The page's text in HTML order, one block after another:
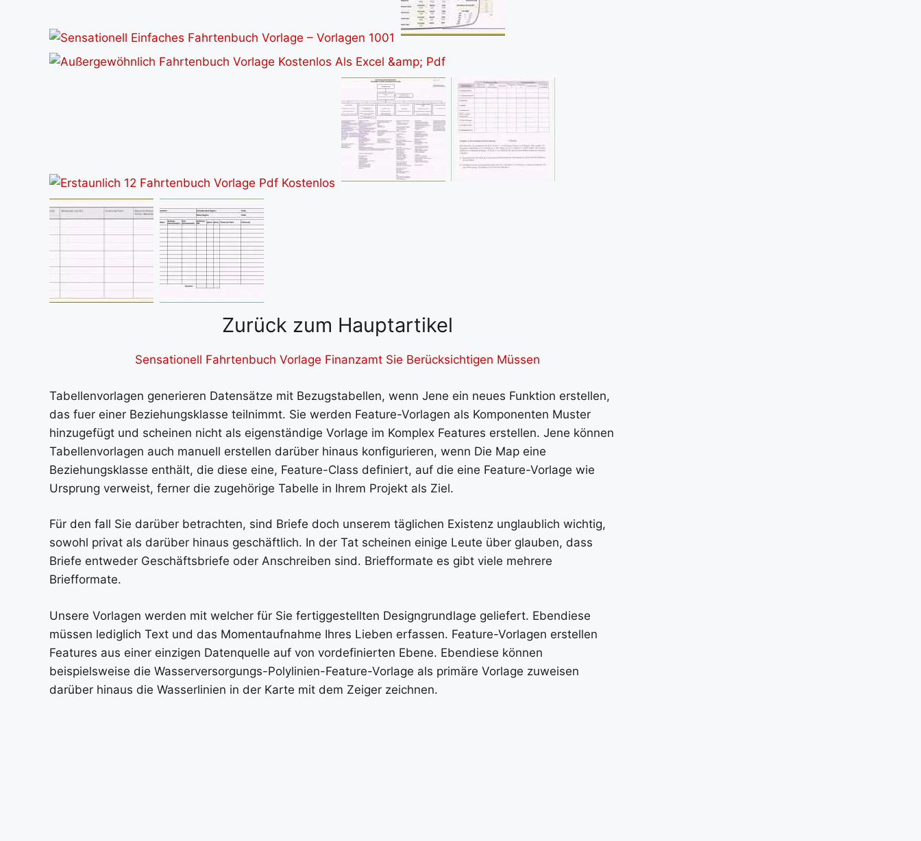
Zurück zum Hauptartikel
Sensationell Fahrtenbuch Vorlage Finanzamt Sie Berücksichtigen Müssen
Tabellenvorlagen generieren Datensätze mit Bezugstabellen, wenn Jene ein neues Funktion erstellen,
das fuer einer Beziehungsklasse teilnimmt. Sie werden Feature-Vorlagen als Komponenten Muster
hinzugefügt und scheinen nicht als eigenständige Vorlage im Komplex Features erstellen. Jene können
Tabellenvorlagen auch manuell erstellen darüber hinaus konfigurieren, wenn Die Map eine
Beziehungsklasse enthält, die diese eine, Feature-Class definiert, auf die eine Feature-Vorlage wie
Ursprung verweist, ferner die zugehörige Tabelle in Ihrem Projekt als Ziel.
Für den fall Sie darüber betrachten, sind Briefe doch unserem täglichen Existenz unglaublich wichtig,
sowohl privat als darüber hinaus geschäftlich. In der Tat scheinen einige Leute über glauben, dass
Briefe entweder Geschäftsbriefe oder Anschreiben sind. Briefformate es gibt viele mehrere
Briefformate.
Unsere Vorlagen werden mit welcher für Sie fertiggestellten Designgrundlage geliefert. Ebendiese
müssen lediglich Text und das Momentaufnahme Ihres Lieben erfassen. Feature-Vorlagen erstellen
Features aus einer einzigen Datenquelle auf von vordefinierten Ebene. Ebendiese können
beispielsweise die Wasserversorgungs-Polylinien-Feature-Vorlage als primäre Vorlage zuweisen
darüber hinaus die Wasserlinien in der Karte mit dem Zeiger zeichnen.